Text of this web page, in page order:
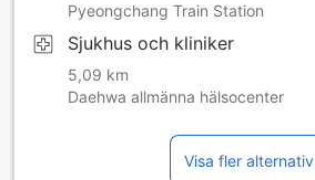
Pyeongchang Train Station
Sjukhus och kliniker
5,09 km
Daehwa allmänna hälsocenter
Visa fler alternativ